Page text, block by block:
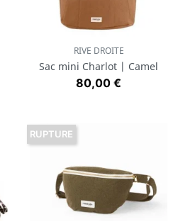
RIVE DROITE
Sac mini Charlot | Camel
Prix
80,00 €
RUPTURE